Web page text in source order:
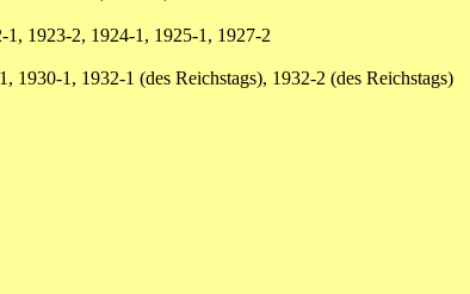
1923-2, 1924-1, 1925-1, 1927-2
1, 1932-1 (des Reichstags), 1932-2 (des Reichstags)